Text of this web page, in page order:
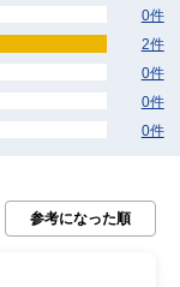
0件
2件
0件
0件
0件
参考になった順